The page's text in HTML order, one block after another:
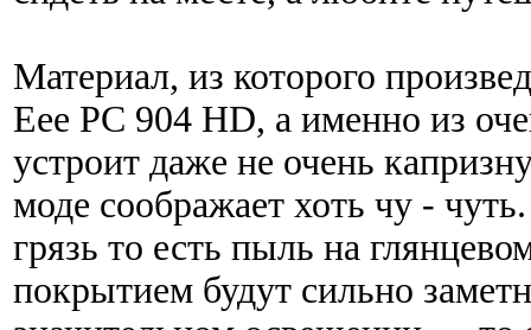
Материал, из которого
Eee PC 904 HD, а именно из
устроит даже не очень
моде соображает хоть чу -
грязь то есть пыль на
покрытием будут сильно